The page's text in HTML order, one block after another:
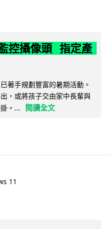
控攝像頭 指定產
著手規劃豐富的暑期活動。
，或將孩子交由家中長輩與
。...
閱讀全文
11